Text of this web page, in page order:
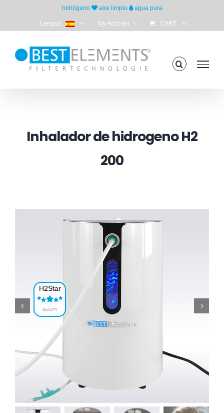
hidrógeno aire limpio agua pura
Lengua: My Account CART
Inhalador de hidrogeno H2
200
H2Star
QUALITY